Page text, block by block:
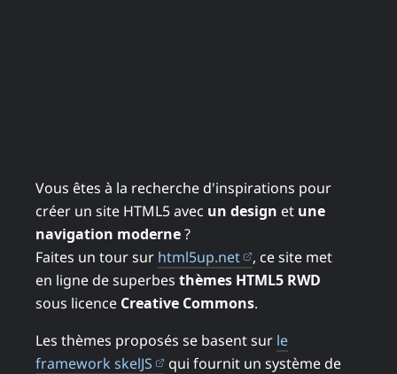
Vous êtes à la recherche d'inspirations pour
créer un site HTML5 avec un design et une
navigation moderne?
Faites un tour sur html5up.net (ouvre dans un
, ce site met
en ligne de superbes thèmes HTML5 RWD
sous licence Creative Commons.
Les thèmes proposés se basent sur le
framework skelJS
(ouvre dans un nouvel onglet)
qui fournit un système de